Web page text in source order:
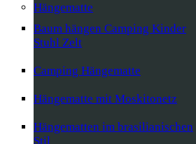
Hängematte
Baum hängen Camping Kinder
Stuhl Zelt
Camping Hängematte
Hängematte mit Moskitonetz
Hängematten im brasilianischen
Stil